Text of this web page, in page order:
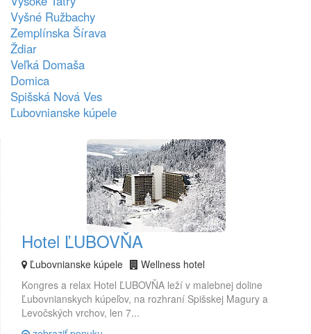
Vyšné Ružbachy
Zemplínska Šírava
Ždiar
Veľká Domaša
Domica
Spišská Nová Ves
Ľubovnianske kúpele
Hotel ĽUBOVŇA
Ľubovnianske kúpele
Wellness hotel
Kongres a relax Hotel ĽUBOVŇA leží v malebnej doline
Ľubovnianskych kúpeľov, na rozhraní Spišskej Magury a
Levočských vrchov, len 7...